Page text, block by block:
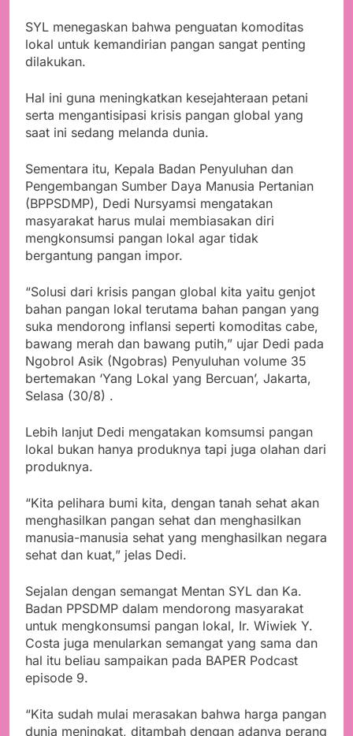
SYL menegaskan bahwa penguatan komoditas
lokal untuk kemandirian pangan sangat penting
dilakukan.
Hal ini guna meningkatkan kesejahteraan petani
serta mengantisipasi krisis pangan global yang
saat ini sedang melanda dunia.
Sementara itu, Kepala Badan Penyuluhan dan
Pengembangan Sumber Daya Manusia Pertanian
(BPPSDMP), Dedi Nursyamsi mengatakan
masyarakat harus mulai membiasakan diri
mengkonsumsi pangan lokal agar tidak
bergantung pangan impor.
“Solusi dari krisis pangan global kita yaitu genjot
bahan pangan lokal terutama bahan pangan yang
suka mendorong inflansi seperti komoditas cabe,
bawang merah dan bawang putih,” ujar Dedi pada
Ngobrol Asik (Ngobras) Penyuluhan volume 35
bertemakan ‘Yang Lokal yang Bercuan’, Jakarta,
Selasa (30/8) .
Lebih lanjut Dedi mengatakan komsumsi pangan
lokal bukan hanya produknya tapi juga olahan dari
produknya.
“Kita pelihara bumi kita, dengan tanah sehat akan
menghasilkan pangan sehat dan menghasilkan
manusia-manusia sehat yang menghasilkan negara
sehat dan kuat,” jelas Dedi.
Sejalan dengan semangat Mentan SYL dan Ka.
Badan PPSDMP dalam mendorong masyarakat
untuk mengkonsumsi pangan lokal, Ir. Wiwiek Y.
Costa juga menularkan semangat yang sama dan
hal itu beliau sampaikan pada BAPER Podcast
episode 9.
“Kita sudah mulai merasakan bahwa harga pangan
dunia meningkat, ditambah dengan adanya perang